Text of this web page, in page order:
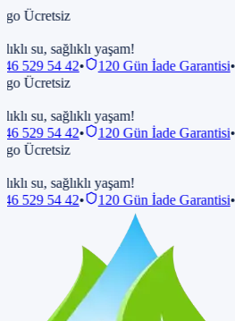
Ücretsiz
su, sağlıklı yaşam!
529 54 42• 120 Gün İade Garantisi•
Ücretsiz
su, sağlıklı yaşam!
529 54 42• 120 Gün İade Garantisi•
Ücretsiz
su, sağlıklı yaşam!
529 54 42• 120 Gün İade Garantisi•